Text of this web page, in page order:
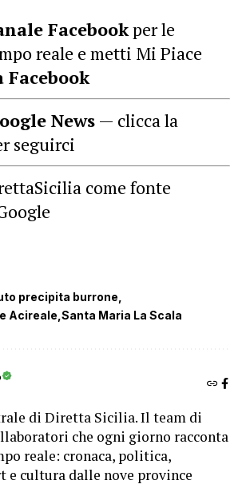
Facebookper le
reale e metti Mi Piace
Facebook
News — clicca la
seguirci
come fonte
precipita burrone
Acireale Santa Maria La Scala
di Diretta Sicilia. Il team di
che ogni giorno racconta
reale: cronaca, politica,
e cultura dalle nove province